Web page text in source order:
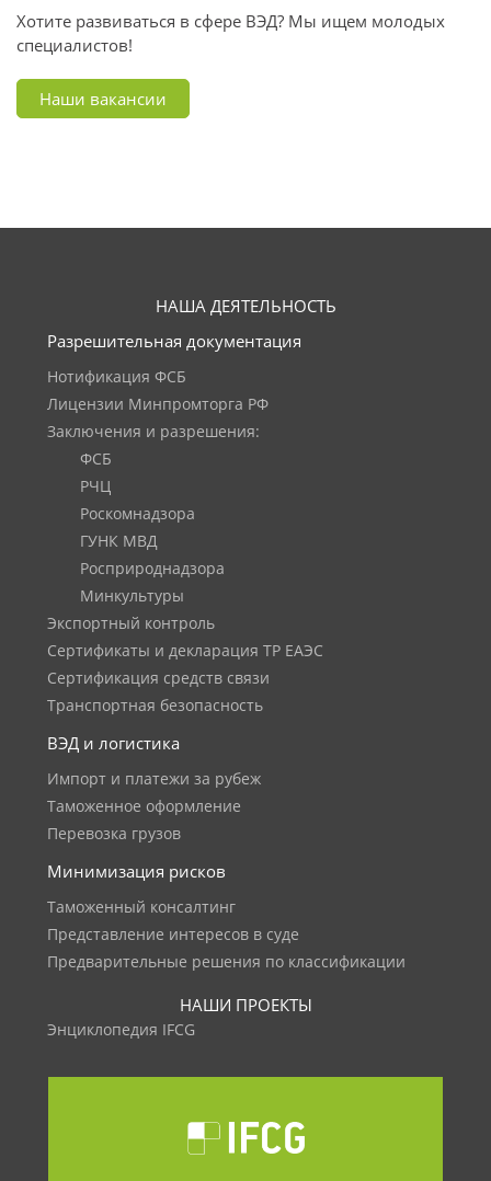
Хотите развиваться в сфере ВЭД? Мы ищем молодых
специалистов!
Наши вакансии
НАША ДЕЯТЕЛЬНОСТЬ
Разрешительная документация
Нотификация ФСБ
Лицензии Минпромторга РФ
Заключения и разрешения:
ФСБ
РЧЦ
Роскомнадзора
ГУНК МВД
Росприроднадзора
Минкультуры
Экспортный контроль
Сертификаты и декларация ТР ЕАЭС
Сертификация средств связи
Транспортная безопасность
ВЭД и логистика
Импорт и платежи за рубеж
Таможенное оформление
Перевозка грузов
Минимизация рисков
Таможенный консалтинг
Представление интересов в суде
Предварительные решения по классификации
НАШИ ПРОЕКТЫ
Энциклопедия IFCG